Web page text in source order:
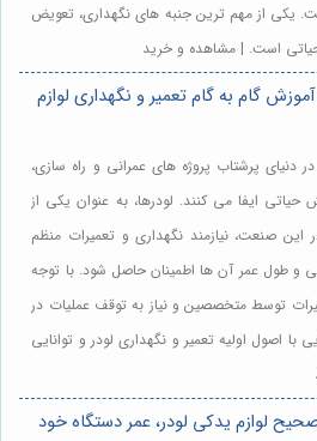
یکی از مهم ترین جنبه های نگهداری، تعویض
است. | مشاهده و خرید
گام به گام تعمیر و نگهداری لوازم
دنیای پرشتاب پروژه های عمرانی و راه سازی،
ایفا می کنند. لودرها، به عنوان یکی از
این صنعت، نیازمند نگهداری و تعمیرات منظم
و طول عمر آن ها اطمینان حاصل شود. با توجه
توسط متخصصین و نیاز به توقف عملیات در
با اصول اولیه تعمیر و نگهداری لودر و توانایی
لوازم یدکی لودر، عمر دستگاه خود